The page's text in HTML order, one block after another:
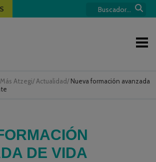
Más Atzegi/ Actualidad/ Nueva formación avanzada
DE VIDA